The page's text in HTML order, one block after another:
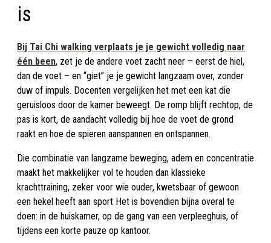
is
Bij Tai Chi walking verplaats je je gewicht volledig naar
één been, zet je de andere voet zacht neer – eerst de hiel,
dan de voet – en “giet” je je gewicht langzaam over, zonder
duw of impuls. Docenten vergelijken het met een kat die
geruisloos door de kamer beweegt. De romp blijft rechtop, de
pas is kort, de aandacht volledig bij hoe de voet de grond
raakt en hoe de spieren aanspannen en ontspannen.
Die combinatie van langzame beweging, adem en concentratie
maakt het makkelijker vol te houden dan klassieke
krachttraining, zeker voor wie ouder, kwetsbaar of gewoon
een hekel heeft aan sport Het is bovendien bijna overal te
doen: in de huiskamer, op de gang van een verpleeghuis, of
tijdens een korte pauze op kantoor.